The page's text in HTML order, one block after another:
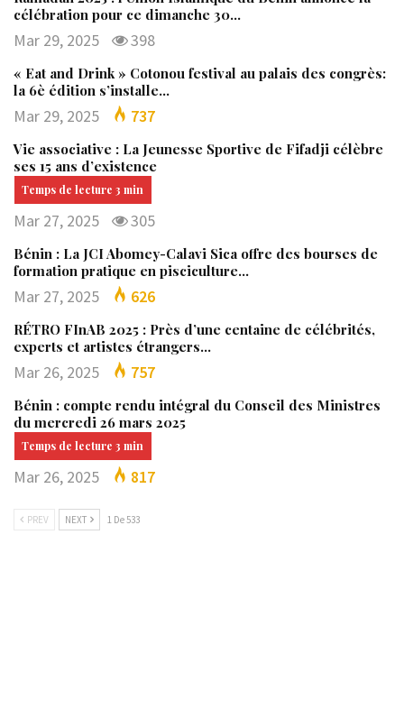
célébration pour ce dimanche 30…
Mar 29, 2025 398
« Eat and Drink » Cotonou festival au palais des congrès:
la 6è édition s’installe…
Mar 29, 2025 737
Vie associative : La Jeunesse Sportive de Fifadji célèbre
ses 15 ans d’existence
Mar 27, 2025 305
Bénin : La JCI Abomey-Calavi Sica offre des bourses de
formation pratique en pisciculture…
Mar 27, 2025 626
RÉTRO FInAB 2025 : Près d’une centaine de célébrités,
experts et artistes étrangers…
Mar 26, 2025 757
Bénin : compte rendu intégral du Conseil des Ministres
du mercredi 26 mars 2025
Mar 26, 2025 817
PREV NEXT 1 De 533